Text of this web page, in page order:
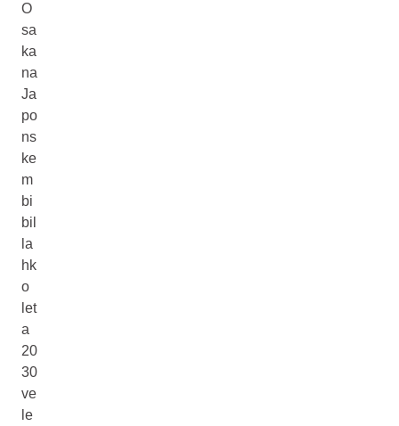
O
sa
ka
na
Ja
po
ns
ke
m
bi
bil
la
hk
o
let
a
20
30
ve
le